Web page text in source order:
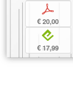
p
€ 20,00
e
€ 17,99